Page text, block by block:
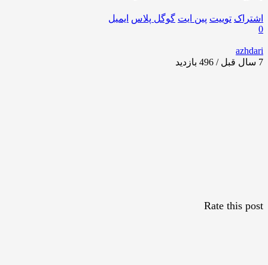
اشتراک توییت پین ایت گوگل‌ پلاس ایمیل
0
azhdari
7 سال قبل / 496
بازدید
Rate this post